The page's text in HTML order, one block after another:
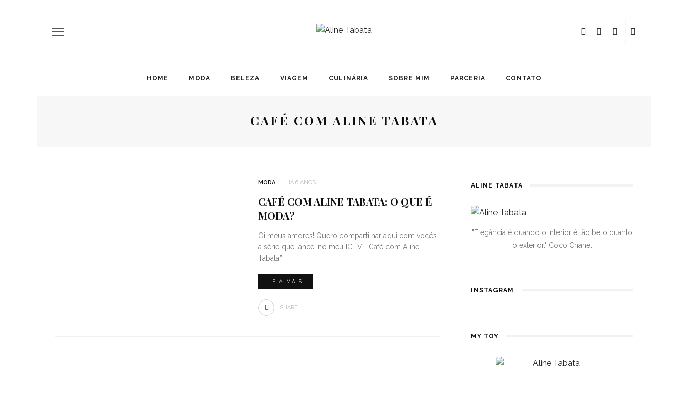
HOME MODA BELEZA VIAGEM CULINÁRIA SOBRE MIM PARCERIA CONTATO
CAFÉ COM ALINE TABATA
MODA HÁ 6 ANOS
CAFÉ COM ALINE TABATA: O QUE É
MODA?
Oi meus amores! Quero compartilhar aqui com vocês
a série que lancei no meu IGTV: “Café com Aline
Tabata” !
LEIA MAIS
SHARE
ALINE TABATA
"Elegância é quando o interior é tão belo quanto
o exterior." Coco Chanel
INSTAGRAM
MY TOY